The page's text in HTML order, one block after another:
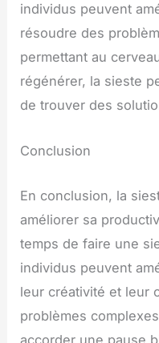
individus peuvent
résoudre des
permettant au
régénérer, la sieste
de trouver des
Conclusion
En conclusion, la
améliorer sa
temps de faire une
individus peuvent
leur créativité et leur
problèmes
accorder une pause